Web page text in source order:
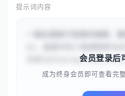
提示词内容
背景为
会员登录后
成为终身会员即可查看完